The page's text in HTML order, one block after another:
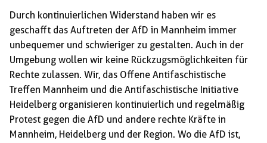
Durch kontinuierlichen Widerstand haben wir es
geschafft das Auftreten der AfD in Mannheim immer
unbequemer und schwieriger zu gestalten. Auch in der
Umgebung wollen wir keine Rückzugsmöglichkeiten für
Rechte zulassen. Wir, das Offene Antifaschistische
Treffen Mannheim und die Antifaschistische Initiative
Heidelberg organisieren kontinuierlich und regelmäßig
Protest gegen die AfD und andere rechte Kräfte in
Mannheim, Heidelberg und der Region. Wo die AfD ist,